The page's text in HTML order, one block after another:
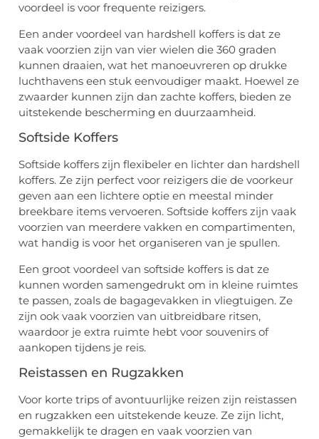
voordeel is voor frequente reizigers.
Een ander voordeel van hardshell koffers is dat ze
vaak voorzien zijn van vier wielen die 360 graden
kunnen draaien, wat het manoeuvreren op drukke
luchthavens een stuk eenvoudiger maakt. Hoewel ze
zwaarder kunnen zijn dan zachte koffers, bieden ze
uitstekende bescherming en duurzaamheid.
Softside Koffers
Softside koffers zijn flexibeler en lichter dan hardshell
koffers. Ze zijn perfect voor reizigers die de voorkeur
geven aan een lichtere optie en meestal minder
breekbare items vervoeren. Softside koffers zijn vaak
voorzien van meerdere vakken en compartimenten,
wat handig is voor het organiseren van je spullen.
Een groot voordeel van softside koffers is dat ze
kunnen worden samengedrukt om in kleine ruimtes
te passen, zoals de bagagevakken in vliegtuigen. Ze
zijn ook vaak voorzien van uitbreidbare ritsen,
waardoor je extra ruimte hebt voor souvenirs of
aankopen tijdens je reis.
Reistassen en Rugzakken
Voor korte trips of avontuurlijke reizen zijn reistassen
en rugzakken een uitstekende keuze. Ze zijn licht,
gemakkelijk te dragen en vaak voorzien van